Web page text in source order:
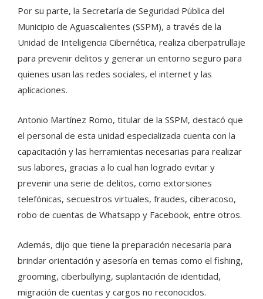
Por su parte, la Secretaría de Seguridad Pública del
Municipio de Aguascalientes (SSPM), a través de la
Unidad de Inteligencia Cibernética, realiza ciberpatrullaje
para prevenir delitos y generar un entorno seguro para
quienes usan las redes sociales, el internet y las
aplicaciones.
Antonio Martínez Romo, titular de la SSPM, destacó que
el personal de esta unidad especializada cuenta con la
capacitación y las herramientas necesarias para realizar
sus labores, gracias a lo cual han logrado evitar y
prevenir una serie de delitos, como extorsiones
telefónicas, secuestros virtuales, fraudes, ciberacoso,
robo de cuentas de Whatsapp y Facebook, entre otros.
Además, dijo que tiene la preparación necesaria para
brindar orientación y asesoría en temas como el fishing,
grooming, ciberbullying, suplantación de identidad,
migración de cuentas y cargos no reconocidos.